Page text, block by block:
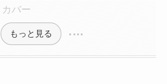
バー
もっと見る